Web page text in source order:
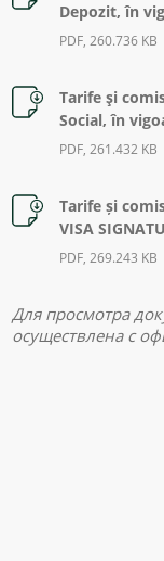
Depozit, în
PDF, 260.736 KB
Tarife şi
Social, în
PDF, 261.432 KB
Tarife și
VISA
PDF, 269.243 KB
Для просмотра
осуществлена с